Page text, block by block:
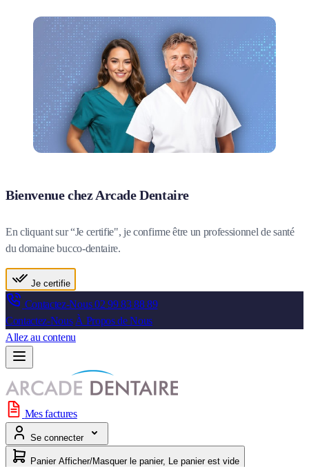
Bienvenue chez Arcade Dentaire
En cliquant sur “Je certifie", je confirme être un professionnel de santé
du domaine bucco-dentaire.
Je certifie
Contactez-Nous02 99 83 88 89
Contactez-Nous À Propos de Nous
Allez au contenu
Mes factures
Se connecter
Panier Afficher/Masquer le panier, Le panier est vide